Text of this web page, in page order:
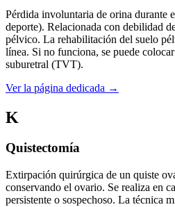
Pérdida involuntaria de orina durante
deporte). Relacionada con debilidad
pélvico. La rehabilitación del suelo
línea. Si no funciona, se puede
suburetral (TVT).
Ver la página dedicada →
K
Quistectomía
Extirpación quirúrgica de un quiste
conservando el ovario. Se realiza en
persistente o sospechoso. La técnica